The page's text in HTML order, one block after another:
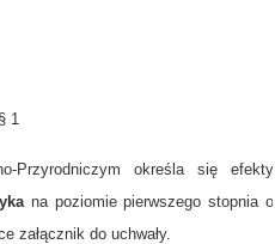
§ 1
Przyrodniczym określa się efekty
na poziomie pierwszego stopnia o
załącznik do uchwały.